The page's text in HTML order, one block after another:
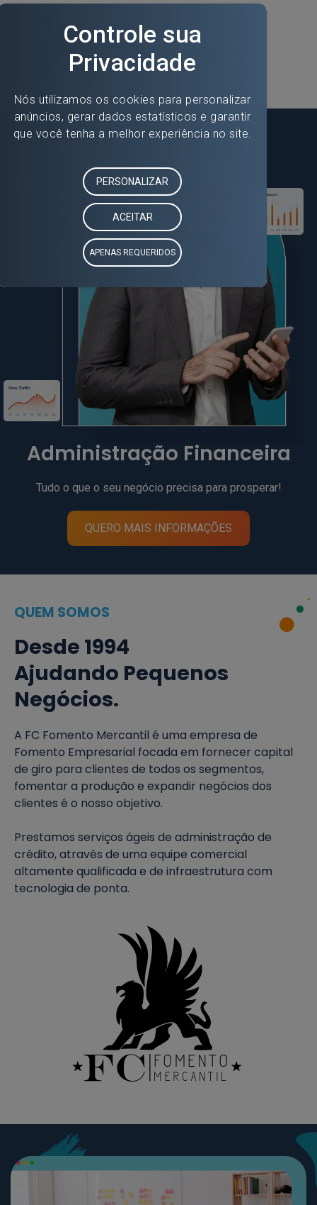
Administração Financeira
Tudo o que o seu negócio precisa para prosperar!
QUERO MAIS INFORMAÇÕES
QUEM SOMOS
Desde 1994
Ajudando Pequenos
Negócios.
A FC Fomento Mercantil é uma empresa de
Fomento Empresarial focada em fornecer capital
de giro para clientes de todos os segmentos,
fomentar a produção e expandir negócios dos
clientes é o nosso objetivo.
Prestamos serviços ágeis de administração de
crédito, através de uma equipe comercial
altamente qualificada e de infraestrutura com
tecnologia de ponta.